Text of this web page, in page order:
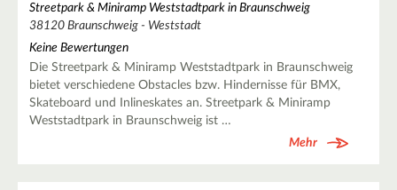
Streetpark & Miniramp Weststadtpark in Braunschweig
38120 Braunschweig - Weststadt
Keine Bewertungen
Die Streetpark & Miniramp Weststadtpark in Braunschweig
bietet verschiedene Obstacles bzw. Hindernisse für BMX,
Skateboard und Inlineskates an. Streetpark & Miniramp
Weststadtpark in Braunschweig ist …
Mehr